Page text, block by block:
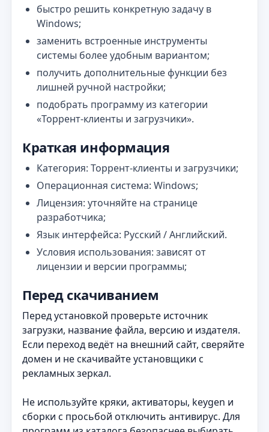
быстро решить конкретную задачу в
Windows;
заменить встроенные инструменты
системы более удобным вариантом;
получить дополнительные функции без
лишней ручной настройки;
подобрать программу из категории
«Торрент‑клиенты и загрузчики».
Краткая информация
Категория: Торрент‑клиенты и загрузчики;
Операционная система: Windows;
Лицензия: уточняйте на странице
разработчика;
Язык интерфейса: Русский / Английский.
Условия использования: зависят от
лицензии и версии программы;
Перед скачиванием
Перед установкой проверьте источник
загрузки, название файла, версию и издателя.
Если переход ведёт на внешний сайт, сверяйте
домен и не скачивайте установщики с
рекламных зеркал.
Не используйте кряки, активаторы, keygen и
сборки с просьбой отключить антивирус. Для